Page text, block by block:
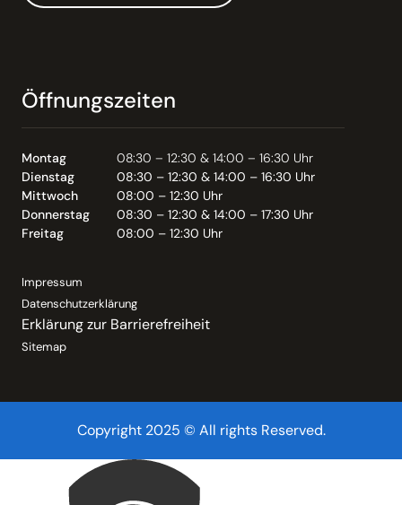
Öffnungszeiten
Montag
08:30 – 12:30 & 14:00 – 16:30 Uhr
Dienstag
08:30 – 12:30 & 14:00 – 16:30 Uhr
Mittwoch
08:00 – 12:30 Uhr
Donnerstag
08:30 – 12:30 & 14:00 – 17:30 Uhr
Freitag
08:00 – 12:30 Uhr
Impressum
Datenschutzerklärung
Erklärung zur Barrierefreiheit
Sitemap
Copyright 2025 © All rights Reserved.